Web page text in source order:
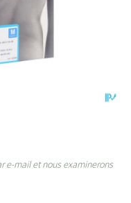
e-mail et nous examinerons